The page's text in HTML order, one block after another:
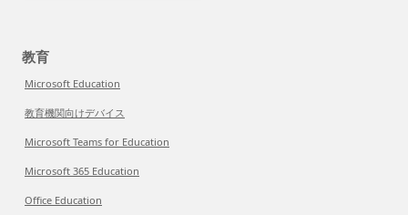
教育
Microsoft Education
教育機関向けデバイス
Microsoft Teams for Education
Microsoft 365 Education
Office Education